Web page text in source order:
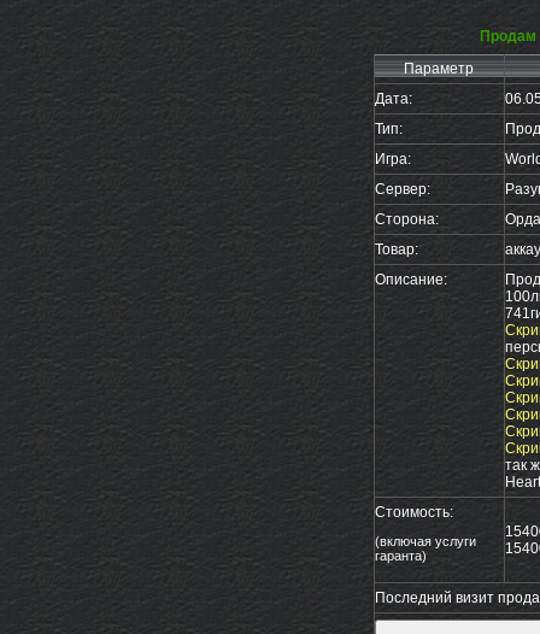
Продам
Параметр
Дата:
Тип:
Игра:
Сервер:
Сторона:
Орда
Товар:
Описание:
так
Стоимость:
(включая услуги
гаранта)
Последний визит